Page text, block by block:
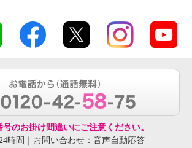
のお掛け間違いにご注意ください。
時間｜お問い合わせ：音声自動応答